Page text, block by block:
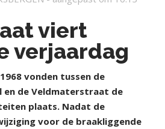
viert
verjaardag
1968 vonden tussen de
en de Veldmaterstraat de
plaats. Nadat de
voor de braakliggende